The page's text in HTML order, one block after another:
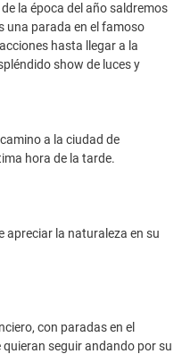
la época del año saldremos
una parada en el famoso
hasta llegar a la
show de luces y
a la ciudad de
hora de la tarde.
apreciar la naturaleza en su
con paradas en el
quieran seguir andando por su